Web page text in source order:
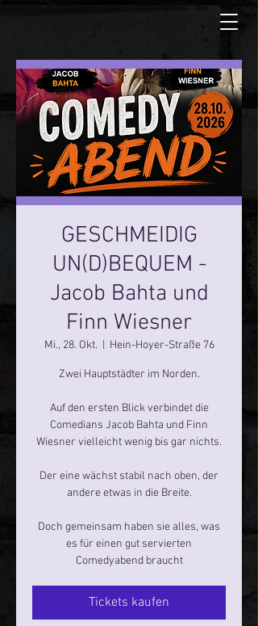
GESCHMEIDIG
UN(D)BEQUEM -
Jacob Bahta und
Finn Wiesner
Mi., 28. Okt. Hein-Hoyer-Straße 76
Zwei Hauptstädter im Norden.
Auf den ersten Blick verbindet die
Comedians Jacob Bahta und Finn
Wiesner vielleicht wenig bis gar nichts.
Der eine wächst stabil nach oben, der
andere etwas in die Breite.
Doch gemeinsam haben sie alles, was
es für einen gut servierten
Comedyabend braucht
Tickets kaufen